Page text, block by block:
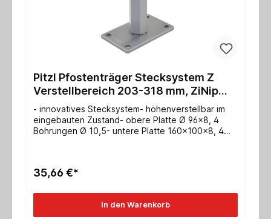
Pitzl Pfostenträger Stecksystem Z
Verstellbereich 203-318 mm, ZiNip
Einzelabnahme
- innovatives Stecksystem- höhenverstellbar im
eingebauten Zustand- obere Platte Ø 96x8, 4
Bohrungen Ø 10,5- untere Platte 160x100x8, 4
Tragfähigkeit Druck/Zug für Holz: 152,0 / 50,0 kN-
35,66 €*
In den Warenkorb